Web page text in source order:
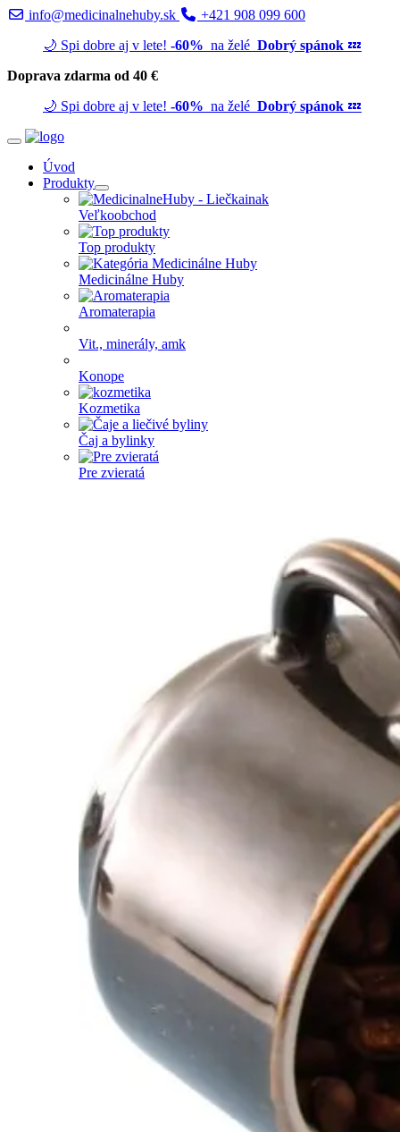
info@medicinalnehuby.sk
+421 908 099 600
🌙 Spi dobre aj v lete! -60% na želé Dobrý spánok 💤
Doprava zdarma od 40 €
🌙 Spi dobre aj v lete! -60% na želé Dobrý spánok 💤
Úvod
Produkty
Veľkoobchod
Top produkty
Medicinálne Huby
Aromaterapia
Vit., minerály, amk
Konope
Kozmetika
Čaj a bylinky
Pre zvieratá